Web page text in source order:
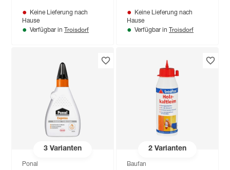
Keine Lieferung nach
Hause
Verfügbar in Troisdorf
Keine Lieferung nach
Hause
Verfügbar in Troisdorf
3Varianten
Ponal
2Varianten
Baufan